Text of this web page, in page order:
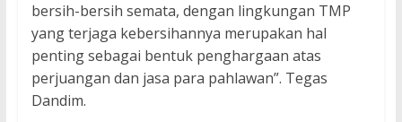
bersih-bersih semata, dengan lingkungan TMP
yang terjaga kebersihannya merupakan hal
penting sebagai bentuk penghargaan atas
perjuangan dan jasa para pahlawan”. Tegas
Dandim.